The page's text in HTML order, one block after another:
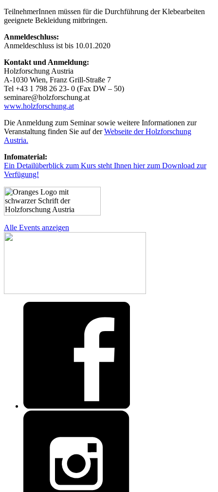
TeilnehmerInnen müssen für die Durchführung der Klebearbeiten
geeigne­te Bekleidung mitbringen.
Anmeldeschluss:
Anmeldeschluss ist bis 10.01.2020
Kontakt und Anmeldung:
Holzforschung Austria
A-1030 Wien, Franz Grill-Straße 7
Tel +43 1 798 26 23- 0 (Fax DW – 50)
seminare@holzforschung.at
www.holzforschung.at
Die Anmeldung zum Seminar sowie weitere Informationen zur
Veranstaltung finden Sie auf derWebseite der Holzforschung
Austria.
Infomaterial:
Ein Detailüberblick zum Kurs steht Ihnen hier zum Download zur
Verfügung!
Alle Events anzeigen